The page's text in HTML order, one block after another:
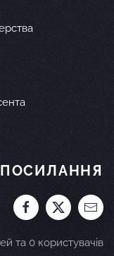
ПОСИЛАННЯ
та 0 користувачів